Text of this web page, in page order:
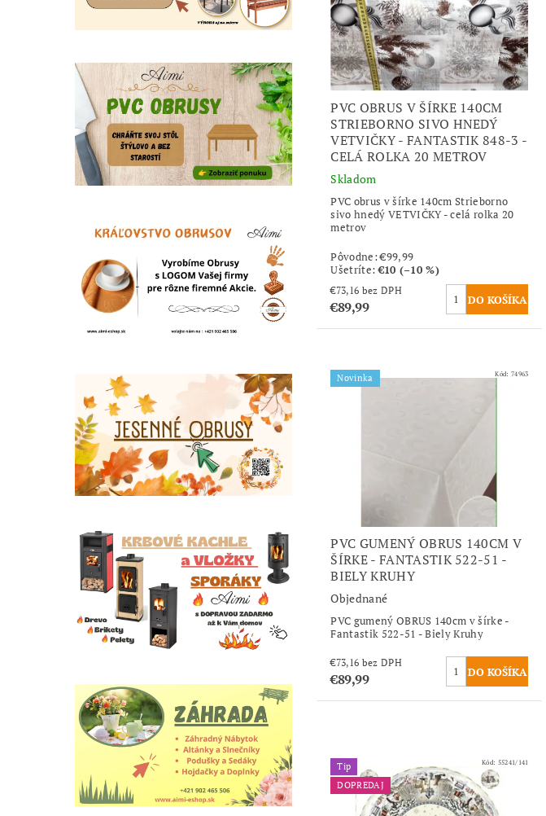
PVC OBRUS V ŠÍRKE 140CM
STRIEBORNO SIVO HNEDÝ
VETVIČKY - FANTASTIK 848-3 -
CELÁ ROLKA 20 METROV
Skladom
PVC obrus v šírke 140cm Strieborno
sivo hnedý VETVIČKY - celá rolka 20
metrov
Pôvodne:€99,99
Ušetríte:€10 (–10 %)
€73,16 bez DPH
€89,99
Novinka Kód: 74963
PVC GUMENÝ OBRUS 140CM V
ŠÍRKE - FANTASTIK 522-51 -
BIELY KRUHY
Objednané
PVC gumený OBRUS 140cm v šírke -
Fantastik 522-51 - Biely Kruhy
€73,16 bez DPH
€89,99
Tip
DOPREDAJ
Kód: 55241/141